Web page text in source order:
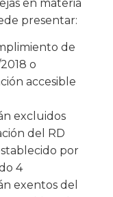
en materia
presentar:
de
o
accesible
excluidos
del RD
por
4
exentos del